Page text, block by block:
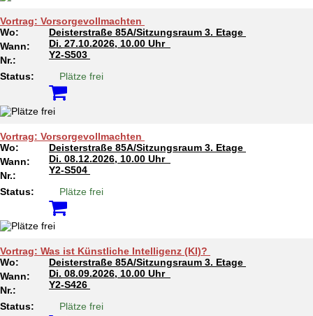
Vortrag: Vorsorgevollmachten
Wo:
Deisterstraße 85A/Sitzungsraum 3. Etage
Wann:
Di. 27.10.2026, 10.00 Uhr
Nr.:
Y2-S503
Status:
Plätze frei
Vortrag: Vorsorgevollmachten
Wo:
Deisterstraße 85A/Sitzungsraum 3. Etage
Wann:
Di. 08.12.2026, 10.00 Uhr
Nr.:
Y2-S504
Status:
Plätze frei
Vortrag: Was ist Künstliche Intelligenz (KI)?
Wo:
Deisterstraße 85A/Sitzungsraum 3. Etage
Wann:
Di. 08.09.2026, 10.00 Uhr
Nr.:
Y2-S426
Status:
Plätze frei